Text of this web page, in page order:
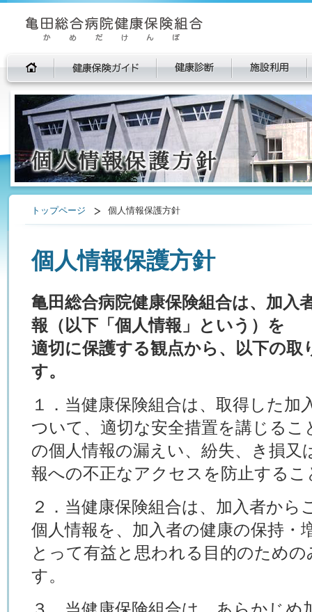
トップページ 個人情報保護方針
個人情報保護方針
亀田総合病院健康保険組合は、加入
報（以下「個人情報」という）を
適切に保護する観点から、以下の取
す。
１．当健康保険組合は、取得した加
ついて、適切な安全措置を講じるこ
の個人情報の漏えい、紛失、き損又
報への不正なアクセスを防止する
２．当健康保険組合は、加入者から
個人情報を、加入者の健康の保持・
とって有益と思われる目的のため
す。